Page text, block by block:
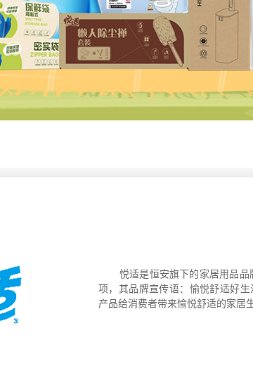
悦适是恒安旗下的家居用品品
项，其品牌宣传语：愉悦舒适好
产品给消费者带来愉悦舒适的家居生